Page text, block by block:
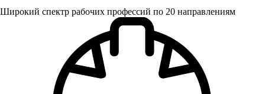
Широкий спектр рабочих профессий по 20 направлениям